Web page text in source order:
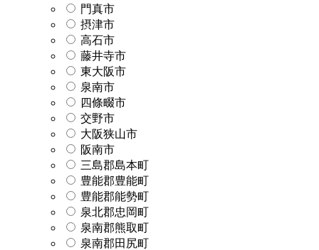
門真市
摂津市
高石市
藤井寺市
東大阪市
泉南市
四條畷市
交野市
大阪狭山市
阪南市
三島郡島本町
豊能郡豊能町
豊能郡能勢町
泉北郡忠岡町
泉南郡熊取町
泉南郡田尻町